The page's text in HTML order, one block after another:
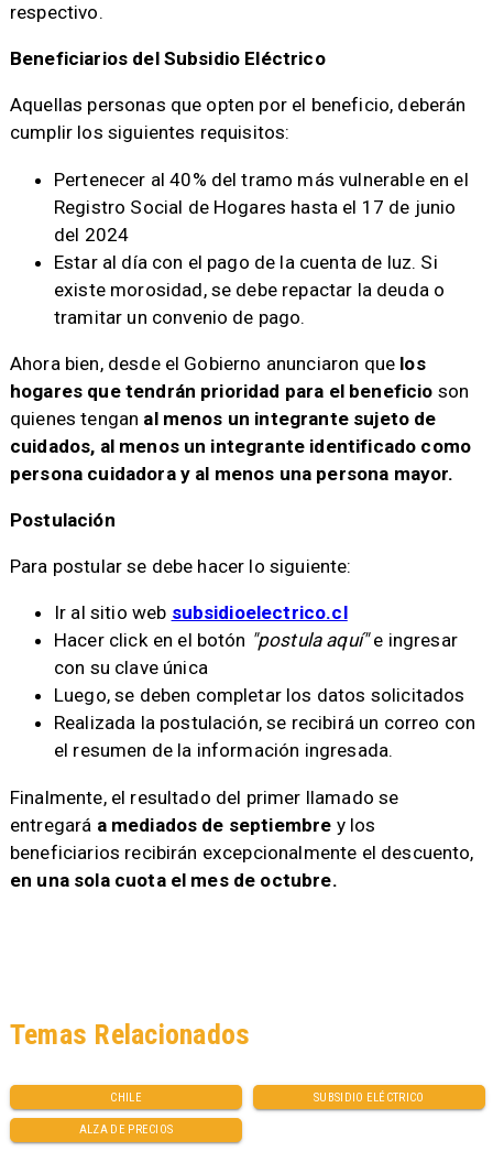
respectivo.
Beneficiarios del Subsidio Eléctrico
Aquellas personas que opten por el beneficio, deberán
cumplir los siguientes requisitos:
Pertenecer al 40% del tramo más vulnerable en el
Registro Social de Hogares hasta el 17 de junio
del 2024
Estar al día con el pago de la cuenta de luz. Si
existe morosidad, se debe repactar la deuda o
tramitar un convenio de pago.
Ahora bien, desde el Gobierno anunciaron que los
hogares que tendrán prioridad para el beneficio son
quienes tengan al menos un integrante sujeto de
cuidados, al menos un integrante identificado como
persona cuidadora y al menos una persona mayor.
Postulación
Para postular se debe hacer lo siguiente:
Ir al sitio web subsidioelectrico.cl
Hacer click en el botón "postula aquí"e ingresar
con su clave única
Luego, se deben completar los datos solicitados
Realizada la postulación, se recibirá un correo con
el resumen de la información ingresada.
Finalmente, el resultado del primer llamado se
entregará a mediados de septiembre y los
beneficiarios recibirán excepcionalmente el descuento,
en una sola cuota el mes de octubre.
CHILE SUBSIDIO ELÉCTRICO
ALZA DE PRECIOS
Temas Relacionados